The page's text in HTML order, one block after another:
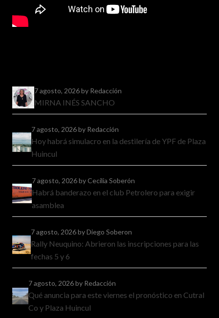
7 agosto, 2026by Redacción
MIRNA INÉS SANCHO
7 agosto, 2026by Redacción
Hoy habrá simulacro en la destilería de YPF de Plaza
Huincul
7 agosto, 2026by Cecilia Soberón
Habrá banderazo en el club Petrolero para exigir
asamblea
7 agosto, 2026by Diego Soberon
Rally Neuquino: Abrieron las inscripciones para las
fechas 5 y 6
7 agosto, 2026by Redacción
Qué anuncia para este viernes el pronóstico en Cutral
Co y Plaza Huincul